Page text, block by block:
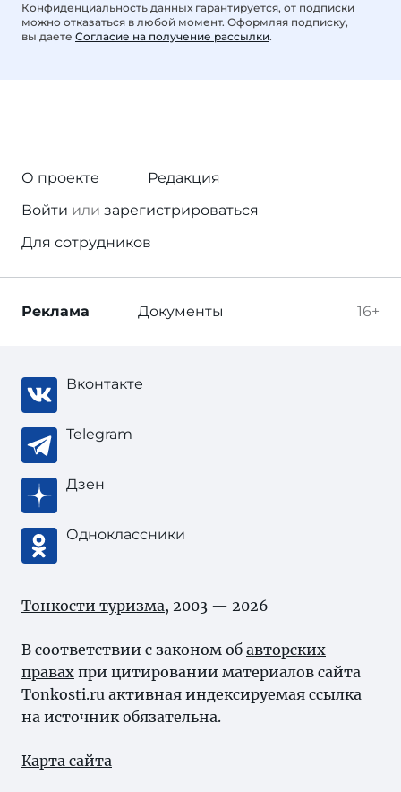
Конфиденциальность данных гарантируется, от подписки
можно отказаться в любой момент. Оформляя подписку,
вы даете Согласие на получение рассылки.
О проекте
Редакция
Войти или зарегистрироваться
Для сотрудников
16+
Реклама Документы
Вконтакте
Telegram
Дзен
Одноклассники
Тонкости туризма, 2003 — 2026
В соответствии с законом об авторских
правах при цитировании материалов сайта
Tonkosti.ru активная индексируемая ссылка
на источник обязательна.
Карта сайта